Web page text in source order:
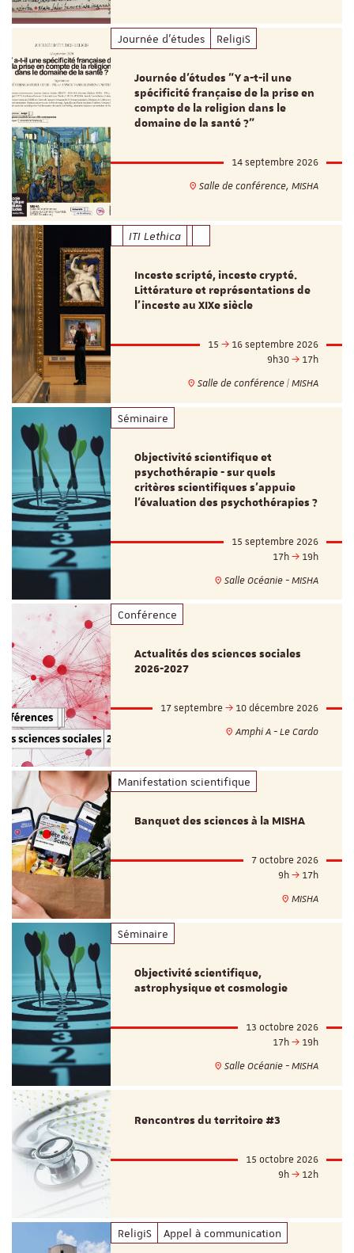
Journée d'études ReligiS
Journée d’études "Y a-t-il une
spécificité française de la prise en
compte de la religion dans le
domaine de la santé ?"
14 septembre 2026
Salle de conférence, MISHA
ITI Lethica
Inceste scripté, inceste crypté.
Littérature et représentations de
l’inceste au XIXe siècle
15
16 septembre 2026
9h30
17h
Salle de conférence | MISHA
Séminaire
Objectivité scientifique et
psychothérapie - sur quels
critères scientifiques s'appuie
l'évaluation des psychothérapies ?
15 septembre 2026
17h
19h
Salle Océanie - MISHA
Conférence
Actualités des sciences sociales
2026-2027
17 septembre
10 décembre 2026
Amphi A - Le Cardo
Manifestation scientifique
Banquet des sciences à la MISHA
7 octobre 2026
9h
17h
MISHA
Séminaire
Objectivité scientifique,
astrophysique et cosmologie
13 octobre 2026
17h
19h
Salle Océanie - MISHA
Rencontres du territoire #3
15 octobre 2026
9h
12h
ReligiS Appel à communication